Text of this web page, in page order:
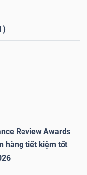
Review Awards
hàng tiết kiệm tốt